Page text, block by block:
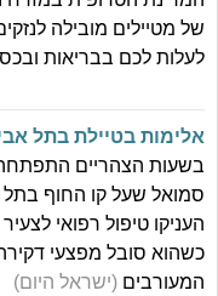
של מטיילים מובילה
לעלות לכם בבריאות
אלימות בטיילת בתל אביב: בן 20 נדקר בקטטה
בשעות הצהריים
סמואל שעל קו החוף בתל
כשהוא סובל מפצעי
המעורבים (ישראל היום)